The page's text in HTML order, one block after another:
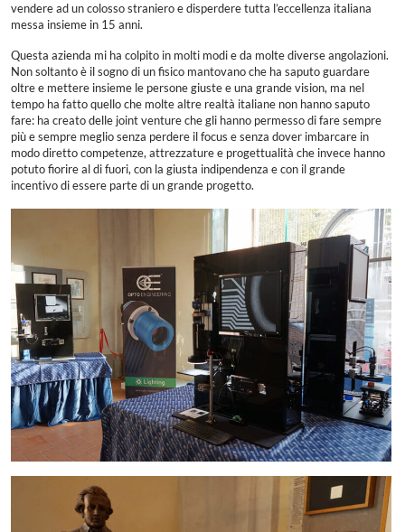
vendere ad un colosso straniero e disperdere tutta l’eccellenza italiana
messa insieme in 15 anni.
Questa azienda mi ha colpito in molti modi e da molte diverse angolazioni.
Non soltanto è il sogno di un fisico mantovano che ha saputo guardare
oltre e mettere insieme le persone giuste e una grande vision, ma nel
tempo ha fatto quello che molte altre realtà italiane non hanno saputo
fare: ha creato delle joint venture che gli hanno permesso di fare sempre
più e sempre meglio senza perdere il focus e senza dover imbarcare in
modo diretto competenze, attrezzature e progettualità che invece hanno
potuto fiorire al di fuori, con la giusta indipendenza e con il grande
incentivo di essere parte di un grande progetto.